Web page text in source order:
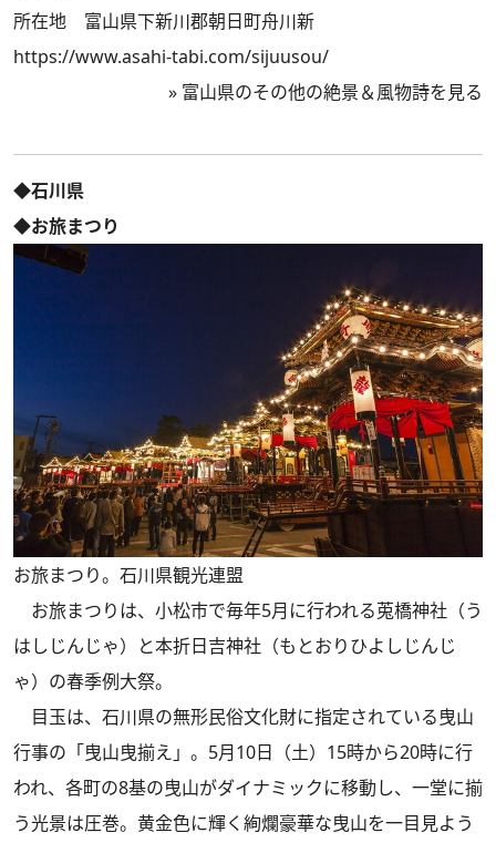
所在地 富山県下新川郡朝日町舟川新
https://www.asahi-tabi.com/sijuusou/
» 富山県のその他の絶景＆風物詩を見る
◆石川県
◆お旅まつり
お旅まつり。石川県観光連盟
お旅まつりは、小松市で毎年5月に行われる莵橋神社（う
はしじんじゃ）と本折日吉神社（もとおりひよしじんじ
ゃ）の春季例大祭。
目玉は、石川県の無形民俗文化財に指定されている曳山
行事の「曳山曳揃え」。5月10日（土）15時から20時に行
われ、各町の8基の曳山がダイナミックに移動し、一堂に揃
う光景は圧巻。黄金色に輝く絢爛豪華な曳山を一目見よう